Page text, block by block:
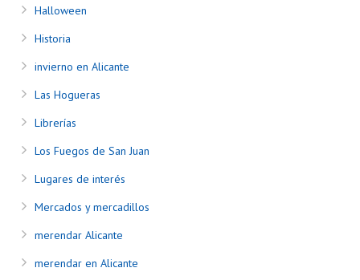
Halloween
Historia
invierno en Alicante
Las Hogueras
Librerías
Los Fuegos de San Juan
Lugares de interés
Mercados y mercadillos
merendar Alicante
merendar en Alicante